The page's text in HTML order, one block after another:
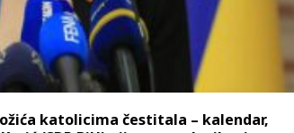
katolicima čestitala – kalendar,